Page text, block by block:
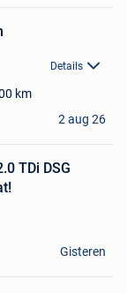
Details
km
2 aug 26
TDi DSG
Gisteren